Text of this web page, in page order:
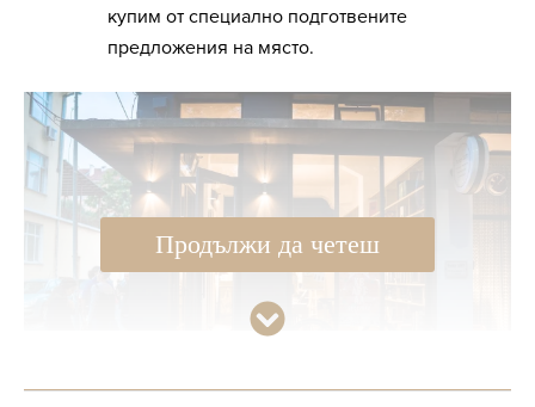
купим от специално подготвените
предложения на място.
Продължи да четеш